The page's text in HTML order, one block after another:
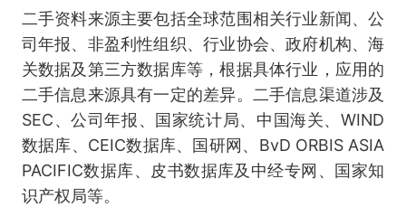
二手资料来源主要包括全球范围相关行业新闻、公
司年报、非盈利性组织、行业协会、政府机构、海
关数据及第三方数据库等，根据具体行业，应用的
二手信息来源具有一定的差异。二手信息渠道涉及
SEC、公司年报、国家统计局、中国海关、WIND
数据库、CEIC数据库、国研网、BvD ORBIS ASIA
PACIFIC数据库、皮书数据库及中经专网、国家知
识产权局等。